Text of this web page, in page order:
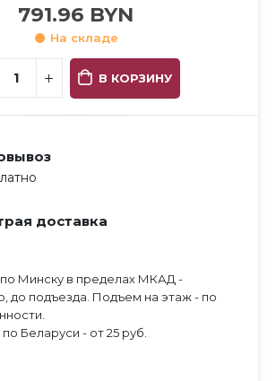
791.96 BYN
На складе
В КОРЗИНУ
доставка
Минску в пределах МКАД -
до подъезда. Подъем на этаж - по
Беларуси - от 25 руб.